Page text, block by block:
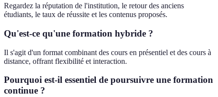
Regardez la réputation de l'institution, le retour des anciens
étudiants, le taux de réussite et les contenus proposés.
Qu'est-ce qu'une formation hybride ?
Il s'agit d'un format combinant des cours en présentiel et des cours à
distance, offrant flexibilité et interaction.
Pourquoi est-il essentiel de poursuivre une formation
continue ?